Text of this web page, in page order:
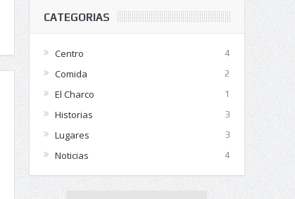
CATEGORIAS
Centro 4
Comida 2
El Charco 1
Historias 3
Lugares 3
Noticias 4